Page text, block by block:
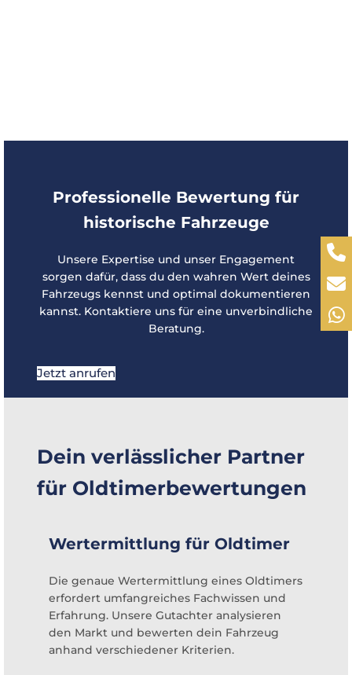
Professionelle Bewertung für
historische Fahrzeuge
Unsere Expertise und unser Engagement
sorgen dafür, dass du den wahren Wert deines
Fahrzeugs kennst und optimal dokumentieren
kannst. Kontaktiere uns für eine unverbindliche
Beratung.
Jetzt anrufen
Dein verlässlicher Partner
für Oldtimerbewertungen
Wertermittlung für Oldtimer
Die genaue Wertermittlung eines Oldtimers
erfordert umfangreiches Fachwissen und
Erfahrung. Unsere Gutachter analysieren
den Markt und bewerten dein Fahrzeug
anhand verschiedener Kriterien.